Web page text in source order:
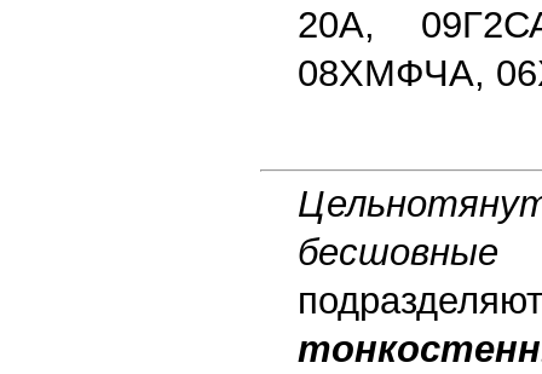
20А,
08ХМФЧА,